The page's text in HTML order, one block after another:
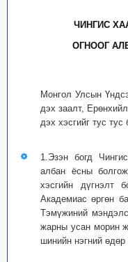
ЧИНГИС
ОГНООГ
Монгол Улсын
дэх заалт,
дэх хэсгийг тус
1.Эзэн богд
албан ёсны
хэсгийн дүгнэлт
Академиас өргөн
Тэмүжиний
жарны усан морин
шинийн нэгний өдөр